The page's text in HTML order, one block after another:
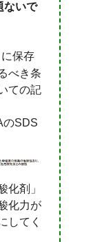
ないで
保存
べき条
ての記
のSDS
化剤」
化力が
してく